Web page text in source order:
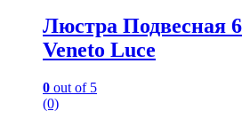
Люстра Подвесная
Veneto Luce
0 out of 5
(0)